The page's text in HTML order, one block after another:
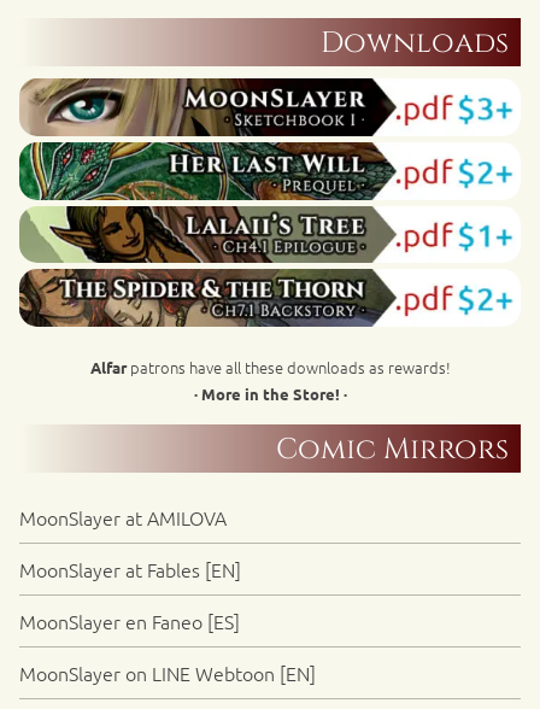
Downloads
Alfarpatrons have all these downloads as rewards!
· More in the Store! ·
Comic Mirrors
MoonSlayer at AMILOVA
MoonSlayer at Fables [EN]
MoonSlayer en Faneo [ES]
MoonSlayer on LINE Webtoon [EN]